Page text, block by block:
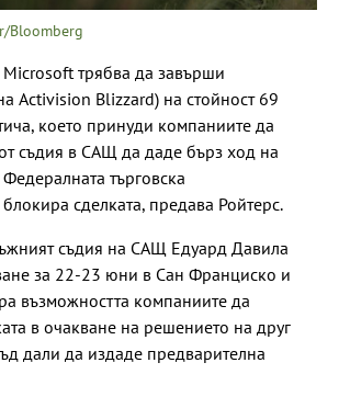
Bloomberg
Microsoft трябва да завърши
Activision Blizzard) на стойност 69
което принуди компаниите да
съдия в САЩ да даде бърз ход на
търговска
сделката, предава Ройтерс.
съдия на САЩ Едуард Давила
за 22-23 юни в Сан Франциско и
възможността компаниите да
в очакване на решението на друг
дали да издаде предварителна